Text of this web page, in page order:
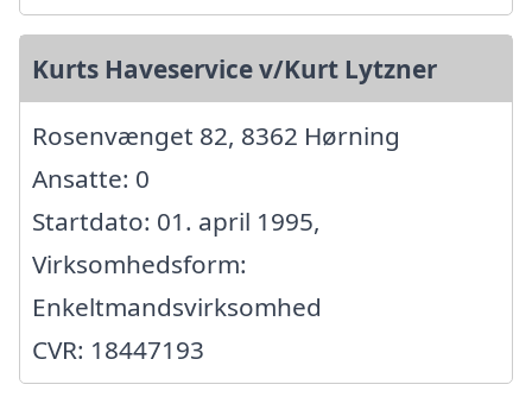
Kurts Haveservice v/Kurt Lytzner
Rosenvænget 82, 8362 Hørning
Ansatte: 0
Startdato: 01. april 1995,
Virksomhedsform:
Enkeltmandsvirksomhed
CVR: 18447193